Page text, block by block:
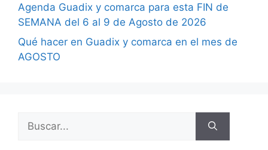
Agenda Guadix y comarca para esta FIN de
SEMANA del 6 al 9 de Agosto de 2026
Qué hacer en Guadix y comarca en el mes de
AGOSTO
Buscar: